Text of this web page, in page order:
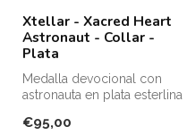
Xtellar - Xacred Heart
Astronaut - Collar -
Plata
Medalla devocional con
astronauta en plata esterlina
lado...
€95,00